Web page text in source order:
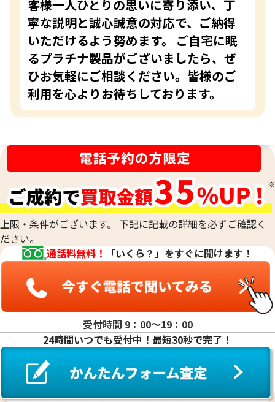
客様一人ひとりの思いに寄り添い、丁
寧な説明と誠心誠意の対応で、ご納得
いただけるよう努めます。 ご自宅に眠
るプラチナ製品がございましたら、ぜ
ひお気軽にご相談ください。皆様のご
利用を心よりお待ちしております。
上限・条件がございます。 下記に記載の詳細を必ずご確認く
ださい。
通話料無料！
「いくら？」をすぐに聞けます！
受付時間 9：00〜19：00
24時間いつでも受付中！最短30秒で完了！